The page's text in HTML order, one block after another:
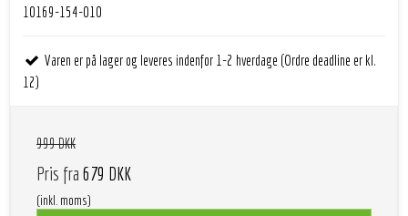
10169-154-010
Varen er på lager og leveres indenfor 1-2 hverdage (Ordre deadline er kl.
12)
999 DKK
Pris fra 679 DKK
(inkl. moms)